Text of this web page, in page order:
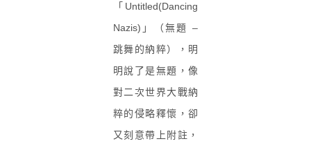
「Untitled(Dancing
Nazis)」（無題 –
跳舞的納粹），明
明說了是無題，像
對二次世界大戰納
粹的侵略釋懷，卻
又刻意帶上附註，